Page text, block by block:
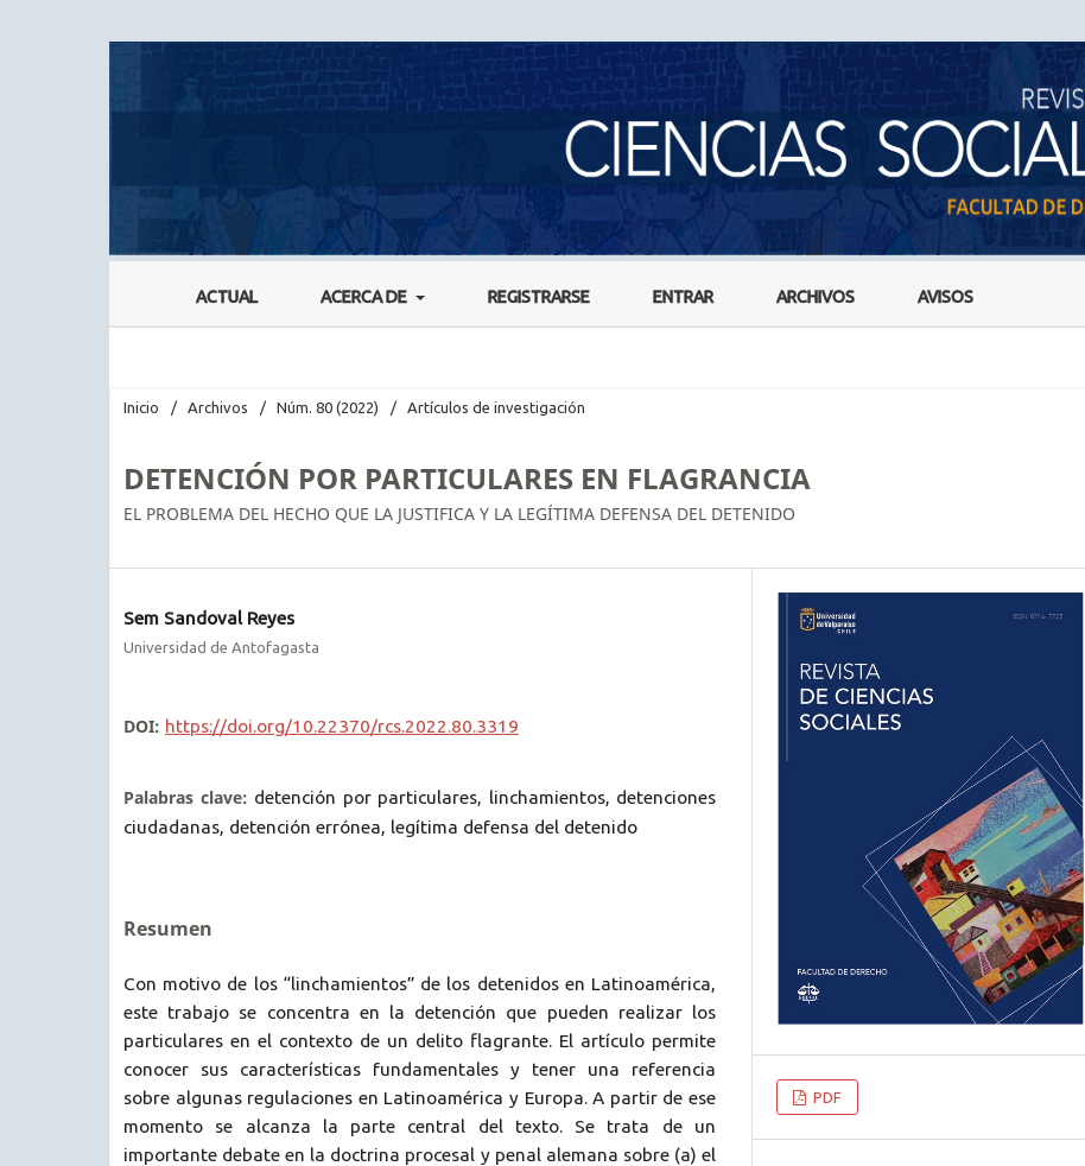
ACTUAL ACERCA DE REGISTRARSE ENTRAR ARCHIVOS AVISOS
Inicio / Archivos / Núm. 80 (2022) / Artículos de investigación
DETENCIÓN POR PARTICULARES EN FLAGRANCIA
EL PROBLEMA DEL HECHO QUE LA JUSTIFICA Y LA LEGÍTIMA DEFENSA DEL DETENIDO
Sem Sandoval Reyes
Universidad de Antofagasta
DOI: https://doi.org/10.22370/rcs.2022.80.3319
Palabras clave: detención por particulares, linchamientos, detenciones
ciudadanas, detención errónea, legítima defensa del detenido
Resumen
Con motivo de los “linchamientos” de los detenidos en Latinoamérica,
este trabajo se concentra en la detención que pueden realizar los
particulares en el contexto de un delito flagrante. El artículo permite
conocer sus características fundamentales y tener una referencia
sobre algunas regulaciones en Latinoamérica y Europa. A partir de ese
momento se alcanza la parte central del texto. Se trata de un
importante debate en la doctrina procesal y penal alemana sobre (a) el
PDF